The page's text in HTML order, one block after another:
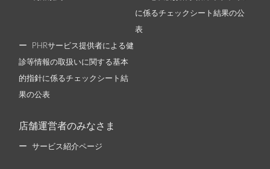
に係るチェックシート結果の公
表
PHRサービス提供者による健
診等情報の取扱いに関する基本
的指針に係るチェックシート結
果の公表
店舗運営者のみなさま
サービス紹介ページ